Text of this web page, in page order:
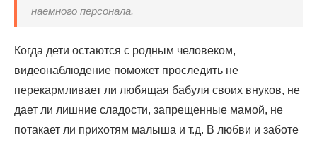
наемного персонала.
Когда дети остаются с родным человеком,
видеонаблюдение поможет проследить не
перекармливает ли любящая бабуля своих внуков, не
дает ли лишние сладости, запрещенные мамой, не
потакает ли прихотям малыша и т.д. В любви и заботе